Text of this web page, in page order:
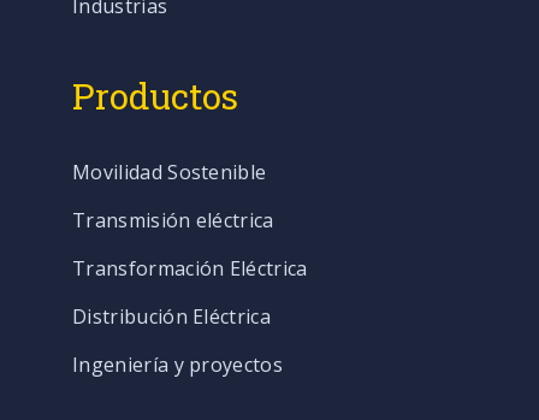
Industrias
Productos
Movilidad Sostenible
Transmisión eléctrica
Transformación Eléctrica
Distribución Eléctrica
Ingeniería y proyectos